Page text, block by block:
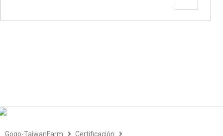
Gogo-TaiwanFarm
Certificación